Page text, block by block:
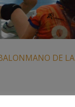
DE LA